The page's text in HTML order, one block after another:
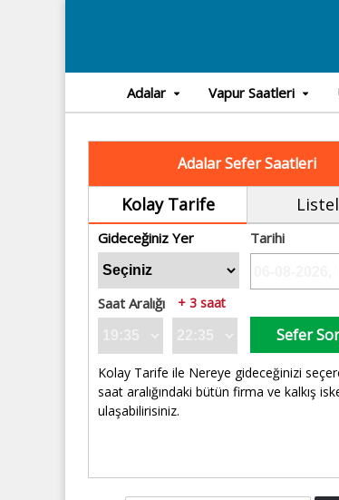
Adalar Vapur Saatleri
Adalar Sefer Saatleri
Kolay Tarife
Gideceğiniz Yer Tarihi
Saat Aralığı + 3 saat
Sefer
Kolay Tarife ile Nereye gideceğinizi
saat aralığındaki bütün firma ve kalkış
ulaşabilirisiniz.